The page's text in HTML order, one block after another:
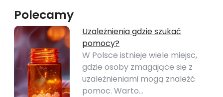
Polecamy
Uzależnienia gdzie szukać
pomocy?
W Polsce istnieje wiele miejsc,
gdzie osoby zmagające się z
uzależnieniami mogą znaleźć
pomoc. Warto…